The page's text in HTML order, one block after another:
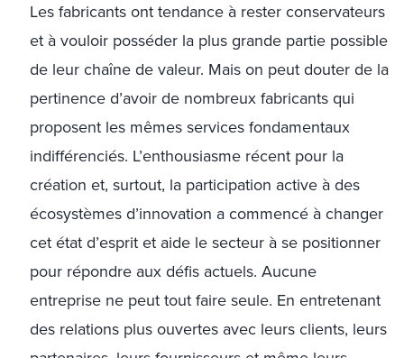
Les fabricants ont tendance à rester conservateurs
et à vouloir posséder la plus grande partie possible
de leur chaîne de valeur. Mais on peut douter de la
pertinence d’avoir de nombreux fabricants qui
proposent les mêmes services fondamentaux
indifférenciés. L’enthousiasme récent pour la
création et, surtout, la participation active à des
écosystèmes d’innovation a commencé à changer
cet état d’esprit et aide le secteur à se positionner
pour répondre aux défis actuels. Aucune
entreprise ne peut tout faire seule. En entretenant
des relations plus ouvertes avec leurs clients, leurs